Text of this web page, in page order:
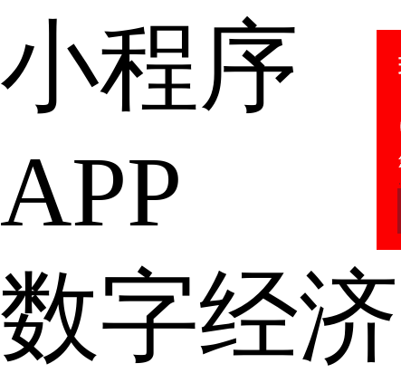
小程序
APP
数字经济